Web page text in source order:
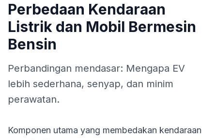
Perbedaan Kendaraan
Listrik dan Mobil Bermesin
Bensin
Perbandingan mendasar: Mengapa EV
lebih sederhana, senyap, dan minim
perawatan.
Komponen utama yang membedakan kendaraan